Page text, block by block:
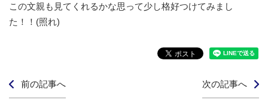
この文親も見てくれるかな思って少し格好つけてみまし
た！！(照れ)
前の記事へ 次の記事へ